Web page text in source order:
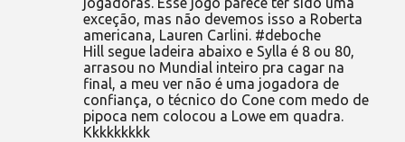
exceção, mas não devemos isso a Roberta
americana, Lauren Carlini. #deboche
Hill segue ladeira abaixo e Sylla é 8 ou 80,
arrasou no Mundial inteiro pra cagar na
final, a meu ver não é uma jogadora de
confiança, o técnico do Cone com medo de
pipoca nem colocou a Lowe em quadra.
Kkkkkkkkk